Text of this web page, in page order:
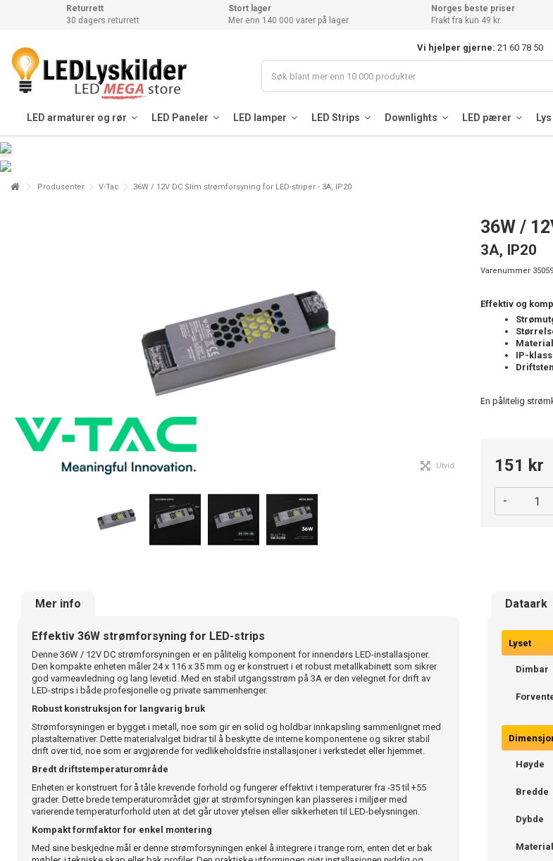
Returrett
30 dagers returrett
Stort lager
Mer enn 140 000 varer på lager
Norges beste priser
Frakt fra kun 49 kr.
Vi hjelper gjerne: 21 60 78 50
LED armaturer og rør LED Paneler LED lamper LED Strips Downlights LED pærer
Produsenter V-Tac 36W / 12V DC Slim strømforsyning for LED-striper - 3A, IP20
Utvid
36W /
3A, IP20
Varenummer
Effektiv og
IP-
En pålitelig
151 kr
-
Mer info Dataark
Effektiv 36W strømforsyning for LED-strips
Denne 36W / 12V DC strømforsyningen er en pålitelig komponent for innendørs LED-installasjoner.
Den kompakte enheten måler 24 x 116 x 35 mm og er konstruert i et robust metallkabinett som sikrer
god varmeavledning og lang levetid. Med en stabil utgangsstrøm på 3A er den velegnet for drift av
LED-strips i både profesjonelle og private sammenhenger.
Robust konstruksjon for langvarig bruk
Strømforsyningen er bygget i metall, noe som gir en solid og holdbar innkapsling sammenlignet med
plastalternativer. Dette materialvalget bidrar til å beskytte de interne komponentene og sikrer stabil
drift over tid, noe som er avgjørende for vedlikeholdsfrie installasjoner i verkstedet eller hjemmet.
Bredt driftstemperaturområde
Enheten er konstruert for å tåle krevende forhold og fungerer effektivt i temperaturer fra -35 til +55
grader. Dette brede temperaturområdet gjør at strømforsyningen kan plasseres i miljøer med
varierende temperaturforhold uten at det går utover ytelsen eller sikkerheten til LED-belysningen.
Kompakt formfaktor for enkel montering
Med sine beskjedne mål er denne strømforsyningen enkel å integrere i trange rom, enten det er bak
Lyset
Dimbar
Høyde
Bredde
Dybde